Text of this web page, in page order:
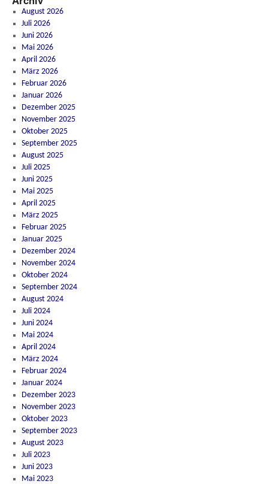
August 2026
Juli 2026
Juni 2026
Mai 2026
April 2026
März 2026
Februar 2026
Januar 2026
Dezember 2025
November 2025
Oktober 2025
September 2025
August 2025
Juli 2025
Juni 2025
Mai 2025
April 2025
März 2025
Februar 2025
Januar 2025
Dezember 2024
November 2024
Oktober 2024
September 2024
August 2024
Juli 2024
Juni 2024
Mai 2024
April 2024
März 2024
Februar 2024
Januar 2024
Dezember 2023
November 2023
Oktober 2023
September 2023
August 2023
Juli 2023
Juni 2023
Mai 2023